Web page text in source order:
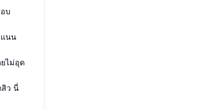
บ
นน
ไม่อุด
สิว นี่